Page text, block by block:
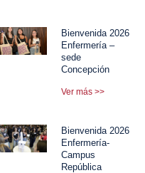
Bienvenida 2026
Enfermería –
sede
Concepción
Ver más >>
Bienvenida 2026
Enfermería-
Campus
República